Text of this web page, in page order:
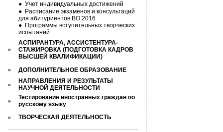
●Учет индивидуальных достижений
● Расписание экзаменов и консультаций
для абитуриентов ВО 2016
● Программы вступительных творческих
испытаний
»
АСПИРАНТУРА, АССИСТЕНТУРА-
СТАЖИРОВКА (ПОДГОТОВКА КАДРОВ
ВЫСШЕЙ КВАЛИФИКАЦИИ)
»
ДОПОЛНИТЕЛЬНОЕ ОБРАЗОВАНИЕ
»
НАПРАВЛЕНИЯ И РЕЗУЛЬТАТЫ
НАУЧНОЙ ДЕЯТЕЛЬНОСТИ
»
Тестирование иностранных граждан по
русскому языку
»
ТВОРЧЕСКАЯ ДЕЯТЕЛЬНОСТЬ